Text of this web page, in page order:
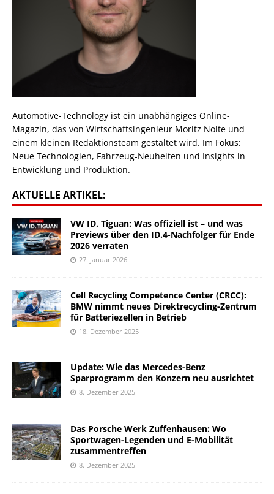
Automotive-Technology ist ein unabhängiges Online-
Magazin, das von Wirtschaftsingenieur Moritz Nolte und
einem kleinen Redaktionsteam gestaltet wird. Im Fokus:
Neue Technologien, Fahrzeug-Neuheiten und Insights in
Entwicklung und Produktion.
AKTUELLE ARTIKEL:
VW ID. Tiguan: Was offiziell ist – und was
Previews über den ID.4-Nachfolger für Ende
2026 verraten
27. Januar 2026
Cell Recycling Competence Center (CRCC):
BMW nimmt neues Direktrecycling-Zentrum
für Batteriezellen in Betrieb
18. Dezember 2025
Update: Wie das Mercedes-Benz
Sparprogramm den Konzern neu ausrichtet
8. Dezember 2025
Das Porsche Werk Zuffenhausen: Wo
Sportwagen-Legenden und E-Mobilität
zusammentreffen
8. Dezember 2025